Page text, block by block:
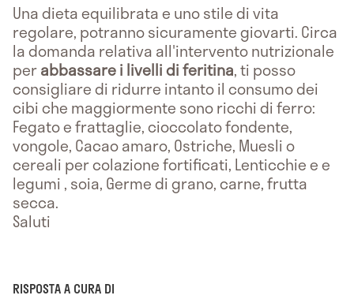
Una dieta equilibrata e uno stile di vita
regolare, potranno sicuramente giovarti. Circa
la domanda relativa all'intervento nutrizionale
perabbassare i livelli di feritina, ti posso
consigliare di ridurre intanto il consumo dei
cibi che maggiormente sono ricchi di ferro:
Fegato e frattaglie, cioccolato fondente,
vongole, Cacao amaro, Ostriche, Muesli o
cereali per colazione fortificati, Lenticchie e e
legumi , soia, Germe di grano, carne, frutta
secca.
Saluti
RISPOSTA A CURA DI